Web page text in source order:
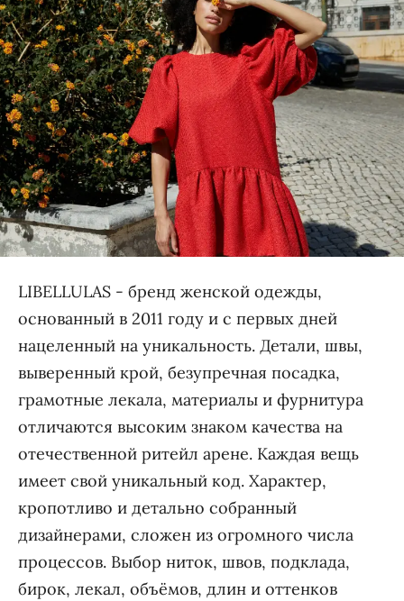
LIBELLULAS - бренд женской одежды,
основанный в 2011 году и с первых дней
нацеленный на уникальность. Детали, швы,
выверенный крой, безупречная посадка,
грамотные лекала, материалы и фурнитура
отличаются высоким знаком качества на
отечественной ритейл арене. Каждая вещь
имеет свой уникальный код. Характер,
кропотливо и детально собранный
дизайнерами, сложен из огромного числа
процессов. Выбор ниток, швов, подклада,
бирок, лекал, объёмов, длин и оттенков